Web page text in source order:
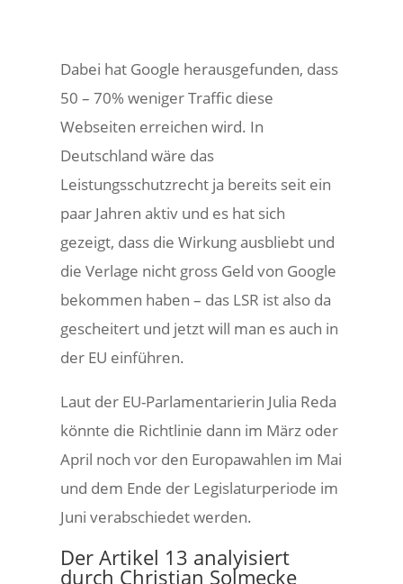
Dabei hat Google herausgefunden, dass
50 – 70% weniger Traffic diese
Webseiten erreichen wird. In
Deutschland wäre das
Leistungsschutzrecht ja bereits seit ein
paar Jahren aktiv und es hat sich
gezeigt, dass die Wirkung ausbliebt und
die Verlage nicht gross Geld von Google
bekommen haben – das LSR ist also da
gescheitert und jetzt will man es auch in
der EU einführen.
Laut der EU-Parlamentarierin Julia Reda
könnte die Richtlinie dann im März oder
April noch vor den Europawahlen im Mai
und dem Ende der Legislaturperiode im
Juni verabschiedet werden.
Der Artikel 13 analyisiert
durch Christian Solmecke